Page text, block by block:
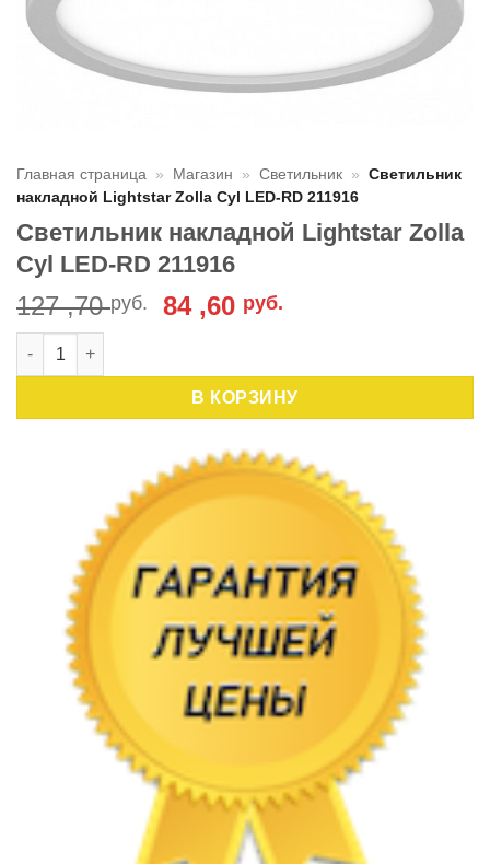
Главная страница » Магазин » Светильник »
Светильник
накладной Lightstar Zolla Cyl LED-RD 211916
Светильник накладной Lightstar Zolla
Cyl LED-RD 211916
127 ,70руб.
Первоначальная
127
,70 руб..
84 ,60 руб.
,60 руб..
Количество товара Светильник накладной Lightstar Zolla
В КОРЗИНУ